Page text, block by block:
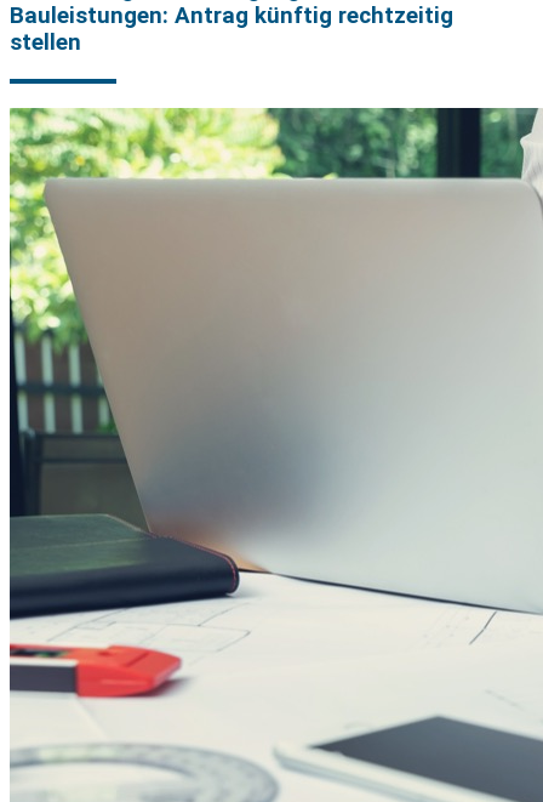
Bauleistungen: Antrag künftig rechtzeitig
stellen